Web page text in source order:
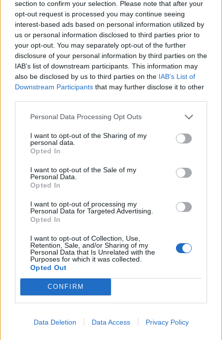
section to confirm your selection. Please note that after your
opt-out request is processed you may continue seeing
interest-based ads based on personal information utilized by
us or personal information disclosed to third parties prior to
your opt-out. You may separately opt-out of the further
disclosure of your personal information by third parties on the
IAB’s list of downstream participants. This information may
also be disclosed by us to third parties on the IAB’s List of
Downstream Participants that may further disclose it to other
Personal Data Processing Opt Outs
I want to opt-out of the Sharing of my
personal data.
Opted In
I want to opt-out of the Sale of my
Personal Data.
Opted In
I want to opt-out of processing my
Personal Data for Targeted Advertising.
Opted In
I want to opt-out of Collection, Use,
Retention, Sale, and/or Sharing of my
Personal Data that Is Unrelated with the
Purposes for which it was collected.
Opted Out
CONFIRM
Data Deletion Data Access Privacy Policy
Viggo Krath er et kendt navn i branchen. Han var
gennem mange år ejer af Jysk Firmatøj, som i
2024 blev solgt til SJEB. Efter salget fortsatte han i
virksomheden, men har nu taget hul på et nyt
kapitel hos Bygma.
- Direktør Christian Beith Kjeldsen kontaktede mig
og spurgte, om jeg havde lyst til at være med til at
styrke salget af profiltøj. Det lød som en
selv at planlægge mine arbejdsdage. Det passer
mig rigtig godt, siger Viggo Krath.
Hos Bygma skal han rådgive virksomheder om alt
broderi til sikkerhedssko og øvrige
beklædningsløsninger.
Kundegruppen spænder bredt og omfatter blandt
andet håndværksvirksomheder,
industrivirksomheder, hoteller, restauranter og
transportbranchen.
Selv om han egentlig havde planer om at trappe
ned og gå på pension om et par år, var det svært
Vis mere
Del artikel
Aktuelt
Nordjyllands Trafikselskab mangler
tocifret millionbeløb
Simon Jensen
Følg os på Discover